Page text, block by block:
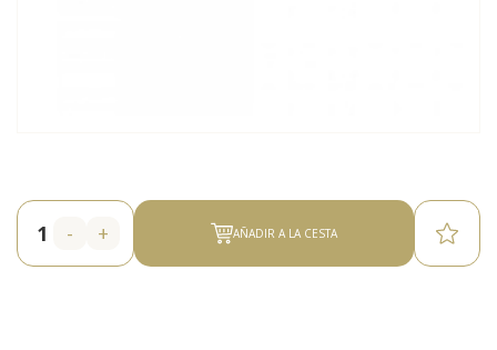
- + AÑADIR A LA CESTA